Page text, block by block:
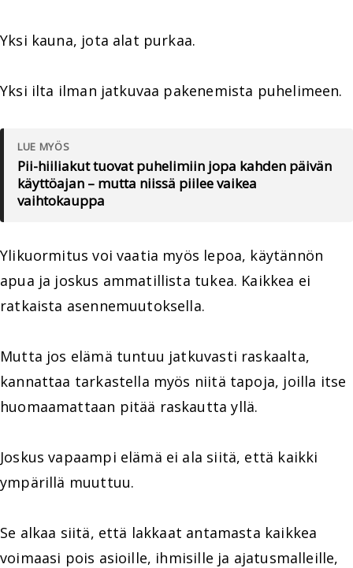
Yksi kauna, jota alat purkaa.
Yksi ilta ilman jatkuvaa pakenemista puhelimeen.
LUE MYÖS
Pii-hiiliakut tuovat puhelimiin jopa kahden päivän
käyttöajan – mutta niissä piilee vaikea
vaihtokauppa
Ylikuormitus voi vaatia myös lepoa, käytännön
apua ja joskus ammatillista tukea. Kaikkea ei
ratkaista asennemuutoksella.
Mutta jos elämä tuntuu jatkuvasti raskaalta,
kannattaa tarkastella myös niitä tapoja, joilla itse
huomaamattaan pitää raskautta yllä.
Joskus vapaampi elämä ei ala siitä, että kaikki
ympärillä muuttuu.
Se alkaa siitä, että lakkaat antamasta kaikkea
voimaasi pois asioille, ihmisille ja ajatusmalleille,